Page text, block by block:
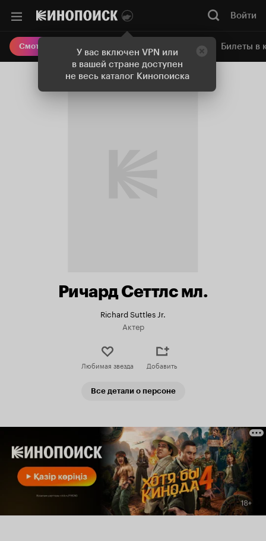
У вас включен VPN или
в вашей стране доступен
не весь каталог Кинопоиска
Войти
Смотреть кино Онлайн-кинотеатр Билеты в
Ричард Сеттлс мл.
Richard Suttles Jr.
Актер
Любимая звезда Добавить
Все детали о персоне